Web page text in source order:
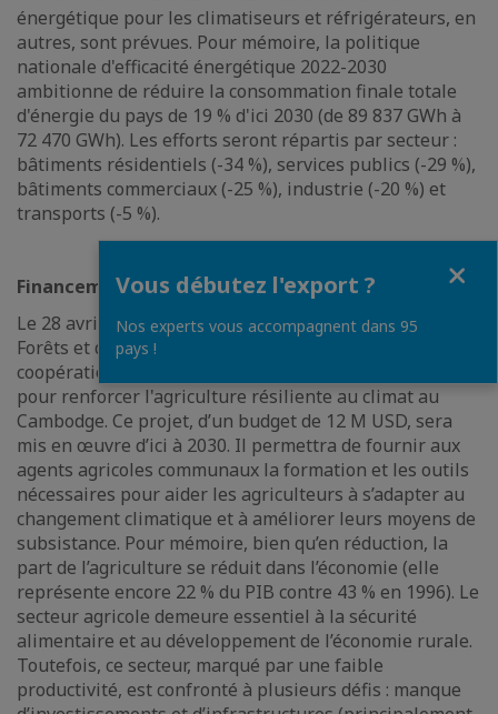
énergétique pour les climatiseurs et réfrigérateurs, en
autres, sont prévues. Pour mémoire, la politique
nationale d'efficacité énergétique 2022-2030
ambitionne de réduire la consommation finale totale
d'énergie du pays de 19 % d'ici 2030 (de 89 837 GWh à
72 470 GWh). Les efforts seront répartis par secteur :
bâtiments résidentiels (-34 %), services publics (-29 %),
bâtiments commerciaux (-25 %), industrie (-20 %) et
transports (-5 %).
Financement coréen pour l’agriculture résiliente
Le 28 avril 2025, le ministère de l'Agriculture, des
Forêts et de la Pêche (MAFF) et l'Agence coréenne de
coopération internationale (KOICA) ont signé un accord
pour renforcer l'agriculture résiliente au climat au
Cambodge. Ce projet, d’un budget de 12 M USD, sera
mis en œuvre d’ici à 2030. Il permettra de fournir aux
agents agricoles communaux la formation et les outils
nécessaires pour aider les agriculteurs à s’adapter au
changement climatique et à améliorer leurs moyens de
subsistance. Pour mémoire, bien qu’en réduction, la
part de l’agriculture se réduit dans l’économie (elle
représente encore 22 % du PIB contre 43 % en 1996). Le
secteur agricole demeure essentiel à la sécurité
alimentaire et au développement de l’économie rurale.
Toutefois, ce secteur, marqué par une faible
productivité, est confronté à plusieurs défis : manque
Vous débutez l'export ?
Nos experts vous accompagnent dans 95
pays !